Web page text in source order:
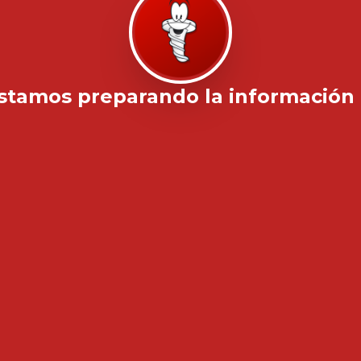
preparando la información